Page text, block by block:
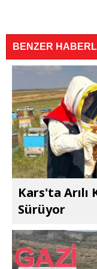
BENZER
Kars'ta
Sürüyor